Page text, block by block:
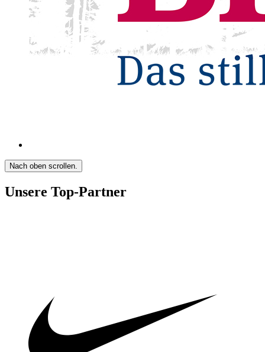
Nach oben scrollen.
Unsere Top-Partner